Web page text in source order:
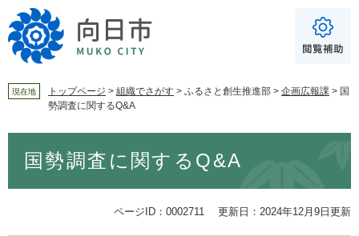
ー
ジ
ニ
ュ
へ
For Foreigners
音声読み上げ
読み上げ 読み上げ設定
現在地 トップページ > 組織でさがす > ふるさと創生推進部 > 企画広報課 > 国
勢調査に関するQ&A
国勢調査に関するQ&A
ページID：0002711 更新日：2024年12月9日更新